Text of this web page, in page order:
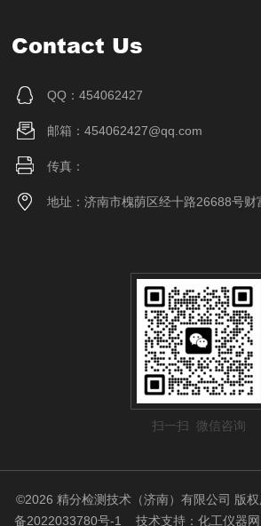
Contact Us
QQ：454062427
邮箱：454062427@qq.com
传真：
地址：济南市槐荫区经十路26688号财
扫一扫 微信咨询
©2026 精分检测技术（济南）有限公司
备2022033780号-1
技术支持：化工仪器网